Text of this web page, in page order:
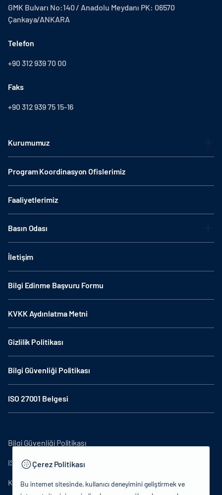
GMK Bulvarı No:140 / Anadolu Meydanı PK: 06570
Çankaya/ANKARA
Telefon
+90 312 939 70 00
Faks
+90 312 939 75 15-16
Kurumumuz
Program Koordinasyon Ofislerimiz
Faaliyetlerimiz
Basın Odası
İletişim
Bilgi Edinme Başvuru Formu
KVKK Aydınlatma Metni
Gizlilik Politikası
Bilgi Güvenliği Politikası
ISO 27001 Belgesi
Bilgi Güvenliği Politikası
ISO27001
KVKK Aydınlatma Metni
Çerez Politikası
Bu internet sitesinde, kullanıcı deneyimini geliştirmek ve